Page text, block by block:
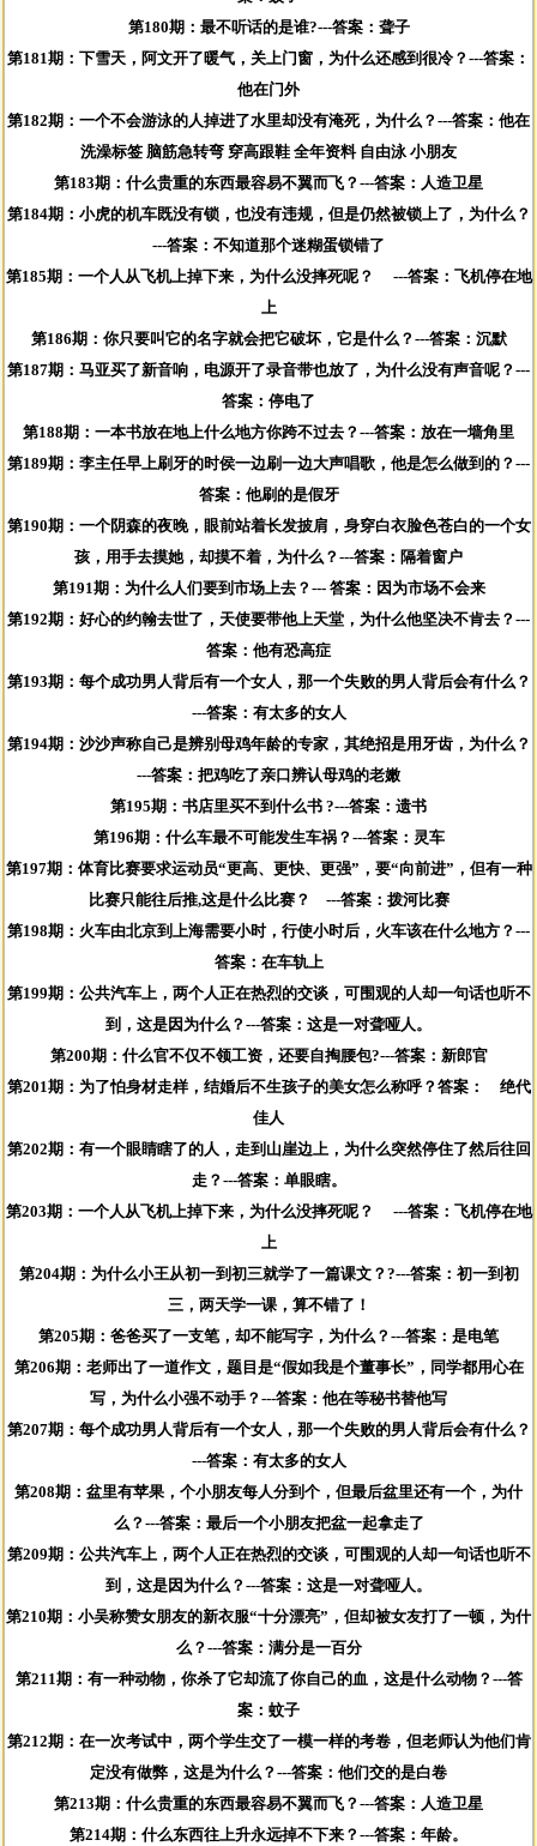
第180期：最不听话的是谁?---答案：聋子
第181期：下雪天，阿文开了暖气，关上门窗，为什么还感到很冷？---答案：
他在门外
第182期：一个不会游泳的人掉进了水里却没有淹死，为什么？---答案：他在
洗澡标签 脑筋急转弯 穿高跟鞋 全年资料 自由泳 小朋友
第183期：什么贵重的东西最容易不翼而飞？---答案：人造卫星
第184期：小虎的机车既没有锁，也没有违规，但是仍然被锁上了，为什么？
---答案：不知道那个迷糊蛋锁错了
第185期：一个人从飞机上掉下来，为什么没摔死呢？ ---答案：飞机停在地
上
第186期：你只要叫它的名字就会把它破坏，它是什么？---答案：沉默
第187期：马亚买了新音响，电源开了录音带也放了，为什么没有声音呢？---
答案：停电了
第188期：一本书放在地上什么地方你跨不过去？---答案：放在一墙角里
第189期：李主任早上刷牙的时侯一边刷一边大声唱歌，他是怎么做到的？---
答案：他刷的是假牙
第190期：一个阴森的夜晚，眼前站着长发披肩，身穿白衣脸色苍白的一个女
孩，用手去摸她，却摸不着，为什么？---答案：隔着窗户
第191期：为什么人们要到市场上去？--- 答案：因为市场不会来
第192期：好心的约翰去世了，天使要带他上天堂，为什么他坚决不肯去？---
答案：他有恐高症
第193期：每个成功男人背后有一个女人，那一个失败的男人背后会有什么？
---答案：有太多的女人
第194期：沙沙声称自己是辨别母鸡年龄的专家，其绝招是用牙齿，为什么？
---答案：把鸡吃了亲口辨认母鸡的老嫩
第195期：书店里买不到什么书 ?---答案：遗书
第196期：什么车最不可能发生车祸？---答案：灵车
第197期：体育比赛要求运动员“更高、更快、更强”，要“向前进”，但有一种
比赛只能往后推,这是什么比赛？ ---答案：拨河比赛
第198期：火车由北京到上海需要小时，行使小时后，火车该在什么地方？---
答案：在车轨上
第199期：公共汽车上，两个人正在热烈的交谈，可围观的人却一句话也听不
到，这是因为什么？---答案：这是一对聋哑人。
第200期：什么官不仅不领工资，还要自掏腰包?---答案：新郎官
第201期：为了怕身材走样，结婚后不生孩子的美女怎么称呼？答案： 绝代
佳人
第202期：有一个眼睛瞎了的人，走到山崖边上，为什么突然停住了然后往回
走？---答案：单眼瞎。
第203期：一个人从飞机上掉下来，为什么没摔死呢？ ---答案：飞机停在地
上
第204期：为什么小王从初一到初三就学了一篇课文？?---答案：初一到初
三，两天学一课，算不错了！
第205期：爸爸买了一支笔，却不能写字，为什么？---答案：是电笔
第206期：老师出了一道作文，题目是“假如我是个董事长”，同学都用心在
写，为什么小强不动手？---答案：他在等秘书替他写
第207期：每个成功男人背后有一个女人，那一个失败的男人背后会有什么？
---答案：有太多的女人
第208期：盆里有苹果，个小朋友每人分到个，但最后盆里还有一个，为什
么？---答案：最后一个小朋友把盆一起拿走了
第209期：公共汽车上，两个人正在热烈的交谈，可围观的人却一句话也听不
到，这是因为什么？---答案：这是一对聋哑人。
第210期：小吴称赞女朋友的新衣服“十分漂亮”，但却被女友打了一顿，为什
么？---答案：满分是一百分
第211期：有一种动物，你杀了它却流了你自己的血，这是什么动物？---答
案：蚊子
第212期：在一次考试中，两个学生交了一模一样的考卷，但老师认为他们肯
定没有做弊，这是为什么？---答案：他们交的是白卷
第213期：什么贵重的东西最容易不翼而飞？---答案：人造卫星
第214期：什么东西往上升永远掉不下来？---答案：年龄。